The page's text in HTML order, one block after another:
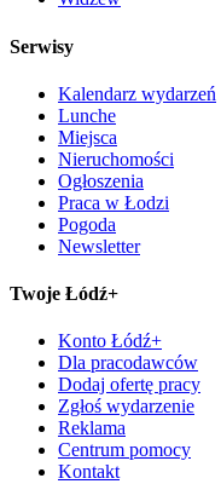
Serwisy
Kalendarz wydarzeń
Lunche
Miejsca
Nieruchomości
Ogłoszenia
Praca w Łodzi
Pogoda
Newsletter
Twoje Łódź+
Konto Łódź+
Dla pracodawców
Dodaj ofertę pracy
Zgłoś wydarzenie
Reklama
Centrum pomocy
Kontakt